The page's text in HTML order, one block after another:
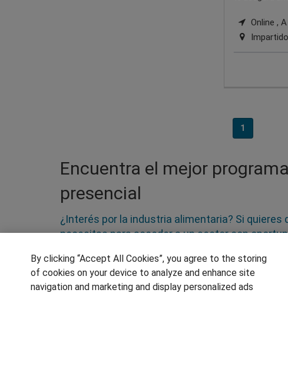
Online ,
1
Encuentra el mejor
presencial
¿Interés por la industria alimentaria? Si
necesitas para acceder a un sector con
programa elijas, profundizarás en el análisis
tan importantes para la salud como la
alimentaria y la promoción de los productos
By clicking “Accept All Cookies”, you agree to the storing
of cookies on your device to analyze and enhance site
navigation and marketing and display personalized ads